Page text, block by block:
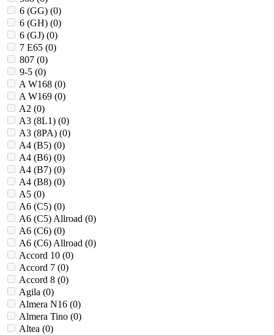
6 (GG) (0)
6 (GH) (0)
6 (GJ) (0)
7 E65 (0)
807 (0)
9-5 (0)
A W168 (0)
A W169 (0)
A2 (0)
A3 (8L1) (0)
A3 (8PA) (0)
A4 (B5) (0)
A4 (B6) (0)
A4 (B7) (0)
A4 (B8) (0)
A5 (0)
A6 (C5) (0)
A6 (C5) Allroad (0)
A6 (C6) (0)
A6 (C6) Allroad (0)
Accord 10 (0)
Accord 7 (0)
Accord 8 (0)
Agila (0)
Almera N16 (0)
Almera Tino (0)
Altea (0)